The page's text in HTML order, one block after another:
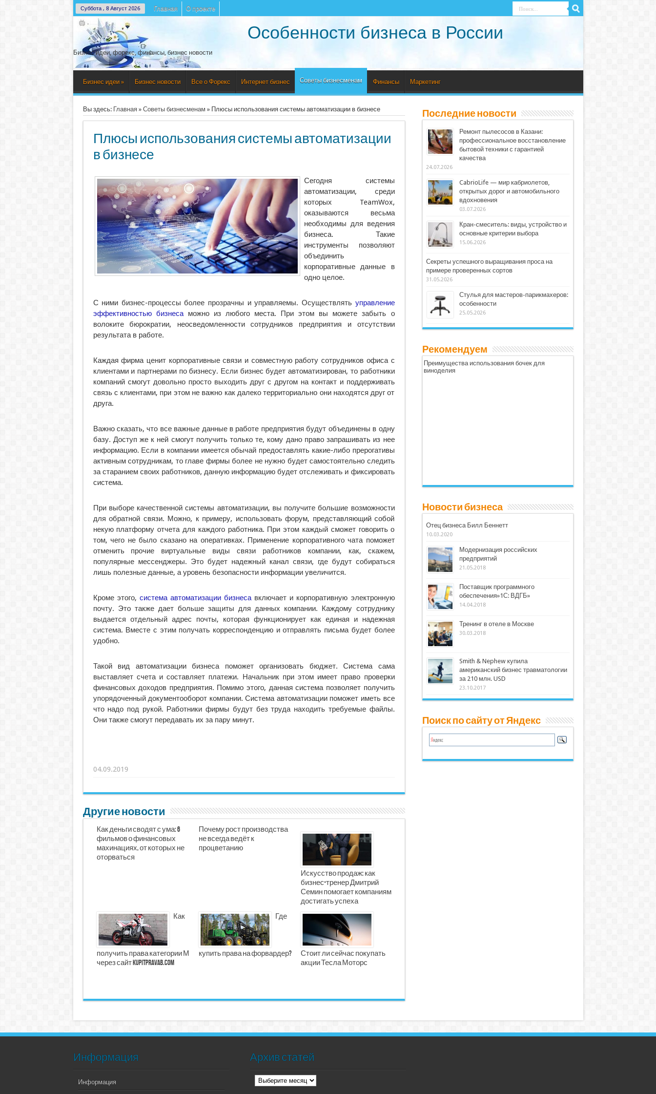
Суббота , 8 Август 2026 Главная О проекте
Особенности бизнеса в России
Бизнес идеи, форекс, финансы, бизнес новости
Бизнес идеи » Бизнес новости Все о Форекс Интернет бизнес Советы бизнесменам Финансы Маркетинг
Вы здесь: Главная» Советы бизнесменам » Плюсы использования системы автоматизации в бизнесе
Плюсы использования системы автоматизации
в бизнесе
Сегодня системы
автоматизации, среди
которых TeamWox,
оказываются весьма
необходимы для ведения
бизнеса. Такие
инструменты позволяют
объединить
корпоративные данные в
одно целое.
С ними бизнес-процессы более прозрачны и управляемы. Осуществлять управление
эффективностью бизнесаможно из любого места. При этом вы можете забыть о
волоките бюрократии, неосведомленности сотрудников предприятия и отсутствии
результата в работе.
Каждая фирма ценит корпоративные связи и совместную работу сотрудников офиса с
клиентами и партнерами по бизнесу. Если бизнес будет автоматизирован, то работники
компаний смогут довольно просто выходить друг с другом на контакт и поддерживать
связь с клиентами, при этом не важно как далеко территориально они находятся друг от
друга.
Важно сказать, что все важные данные в работе предприятия будут объединены в одну
базу. Доступ же к ней смогут получить только те, кому дано право запрашивать из нее
информацию. Если в компании имеется обычай предоставлять какие-либо прерогативы
активным сотрудникам, то главе фирмы более не нужно будет самостоятельно следить
за старанием своих работников, данную информацию будет отслеживать и фиксировать
система.
При выборе качественной системы автоматизации, вы получите большие возможности
для обратной связи. Можно, к примеру, использовать форум, представляющий собой
некую платформу отчета для каждого работника. При этом каждый сможет говорить о
том, чего не было сказано на оперативках. Применение корпоративного чата поможет
отменить прочие виртуальные виды связи работников компании, как, скажем,
популярные мессенджеры. Это будет надежный канал связи, где будут собираться
лишь полезные данные, а уровень безопасности информации увеличится.
Кроме этого, система автоматизации бизнесавключает и корпоративную электронную
почту. Это также дает больше защиты для данных компании. Каждому сотруднику
выдается отдельный адрес почты, которая функционирует как единая и надежная
система. Вместе с этим получать корреспонденцию и отправлять письма будет более
удобно.
Такой вид автоматизации бизнеса поможет организовать бюджет. Система сама
выставляет счета и составляет платежи. Начальник при этом имеет право проверки
финансовых доходов предприятия. Помимо этого, данная система позволяет получить
упорядоченный документооборот компании. Система автоматизации поможет иметь все
что надо под рукой. Работники фирмы будут без труда находить требуемые файлы.
Они также смогут передавать их за пару минут.
04.09.2019
Другие новости
Как деньги сводят с ума: 6
фильмов о финансовых
махинациях, от которых не
оторваться
Почему рост производства
не всегда ведёт к
процветанию
Искусство продаж: как
бизнес-тренер Дмитрий
Семин помогает компаниям
достигать успеха
Как
получить права категории М
через сайт kupitpravab.com
Где
купить права на форвардер?
Стоит ли сейчас покупать
акции Тесла Моторс
Последние новости
Ремонт пылесосов в Казани:
профессиональное восстановление
бытовой техники с гарантией
качества
24.07.2026
CabrioLife — мир кабриолетов,
открытых дорог и автомобильного
вдохновения
03.07.2026
Кран-смеситель: виды, устройство и
основные критерии выбора
15.06.2026
Секреты успешного выращивания проса на
примере проверенных сортов
31.05.2026
Стулья для мастеров-парикмахеров:
особенности
25.05.2026
Рекомендуем
Преимущества использования бочек для
виноделия
Новости бизнеса
Отец бизнеса Билл Беннетт
10.03.2020
Модернизация российских
предприятий
21.05.2018
Поставщик программного
обеспечения»1С: ВДГБ»
14.04.2018
Тренинг в отеле в Москве
30.03.2018
Smith & Nephew купила
американский бизнес травматологии
за 210 млн. USD
23.10.2017
Поиск по сайту от Яндекс
Информация
Информация
Архив статей
Архив
статей